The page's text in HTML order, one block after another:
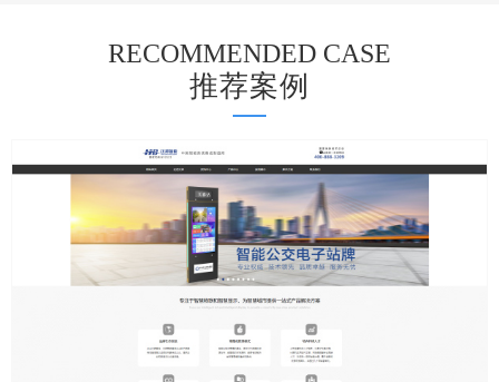
RECOMMENDED CASE
推荐案例